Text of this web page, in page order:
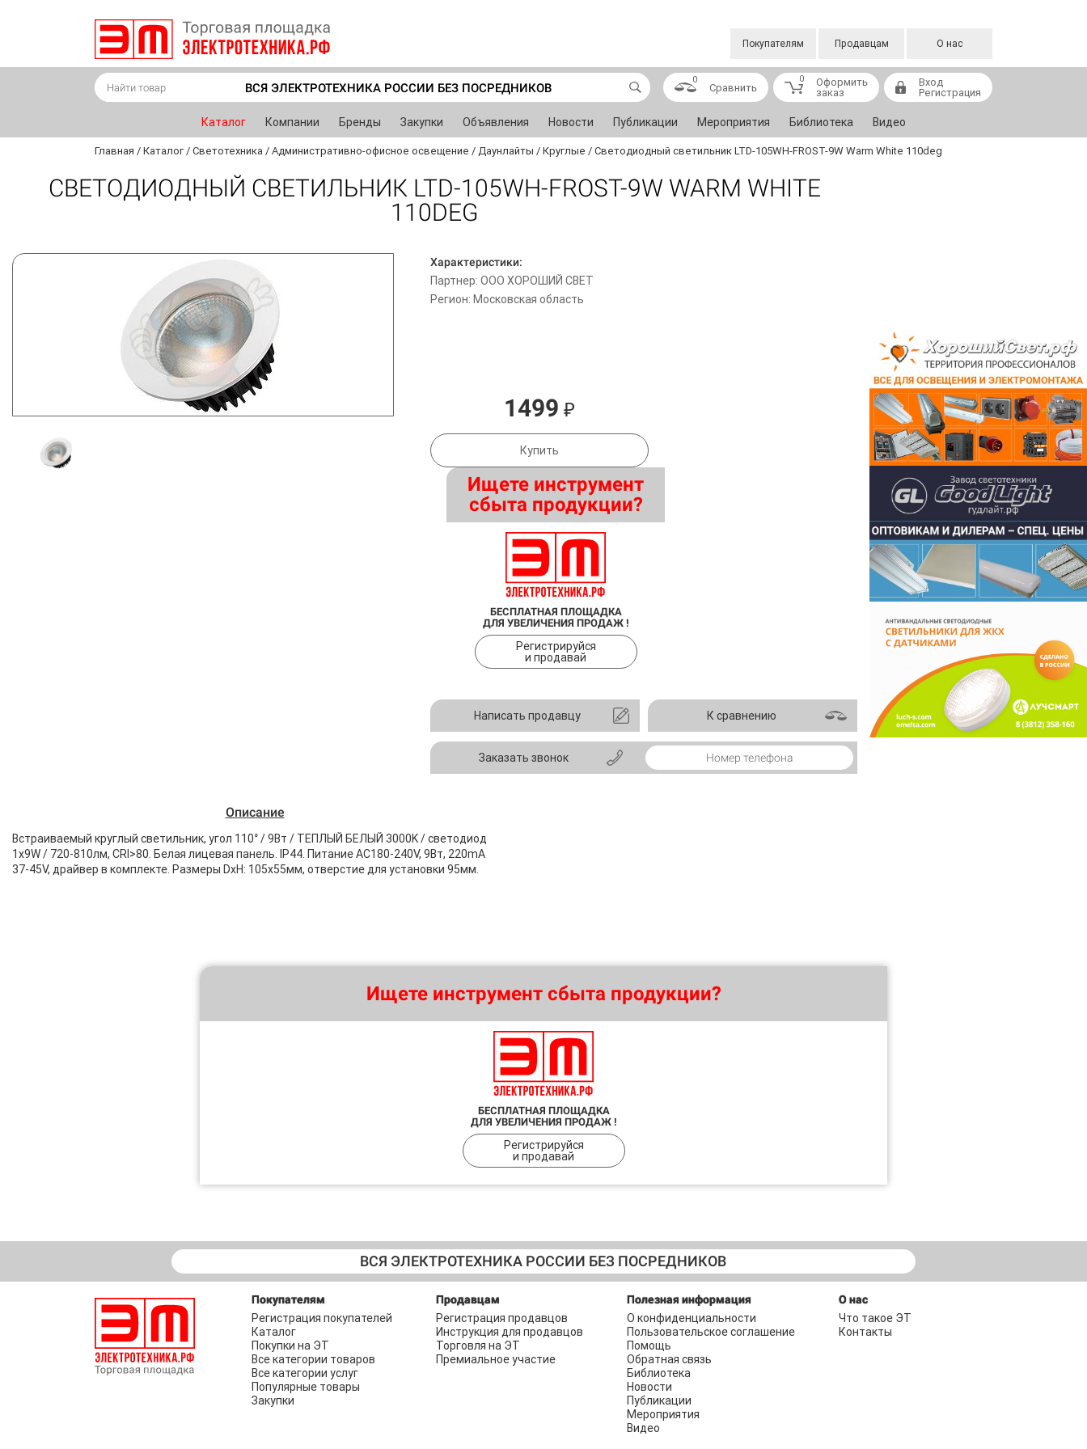
Покупателям Продавцам О нас
ВСЯ ЭЛЕКТРОТЕХНИКА РОССИИ БЕЗ ПОСРЕДНИКОВ
0
Сравнить
0
Оформить
заказ
Вход
Регистрация
Каталог Компании Бренды Закупки Объявления Новости Публикации Мероприятия Библиотека Видео
Главная / Каталог / Светотехника / Административно-офисное освещение / Даунлайты / Круглые / Светодиодный светильник LTD-105WH-FROST-9W Warm White 110deg
СВЕТОДИОДНЫЙ СВЕТИЛЬНИК LTD-105WH-FROST-9W WARM WHITE
110DEG
Характеристики:
Партнер: ООО ХОРОШИЙ СВЕТ
Регион: Московская область
1499 ₽
Купить
Ищете инструмент
сбыта продукции?
БЕСПЛАТНАЯ ПЛОЩАДКА
ДЛЯ УВЕЛИЧЕНИЯ ПРОДАЖ !
Регистрируйся
и продавай
Написать продавцу К сравнению
Заказать звонок
Описание
Встраиваемый круглый светильник, угол 110° / 9Вт / ТЕПЛЫЙ БЕЛЫЙ 3000K / светодиод
1x9W / 720-810лм, CRI>80. Белая лицевая панель. IP44. Питание AC180-240V, 9Вт, 220mA
37-45V, драйвер в комплекте. Размеры DxH: 105х55мм, отверстие для установки 95мм.
Ищете инструмент сбыта продукции?
БЕСПЛАТНАЯ ПЛОЩАДКА
ДЛЯ УВЕЛИЧЕНИЯ ПРОДАЖ !
Регистрируйся
и продавай
ВСЯ ЭЛЕКТРОТЕХНИКА РОССИИ БЕЗ ПОСРЕДНИКОВ
Покупателям
Регистрация покупателей
Каталог
Покупки на ЭТ
Все категории товаров
Все категории услуг
Популярные товары
Закупки
Продавцам
Регистрация продавцов
Инструкция для продавцов
Торговля на ЭТ
Премиальное участие
Полезная информация
О конфиденциальности
Пользовательское соглашение
Помощь
Обратная связь
Библиотека
Новости
Публикации
Мероприятия
Видео
О нас
Что такое ЭТ
Контакты